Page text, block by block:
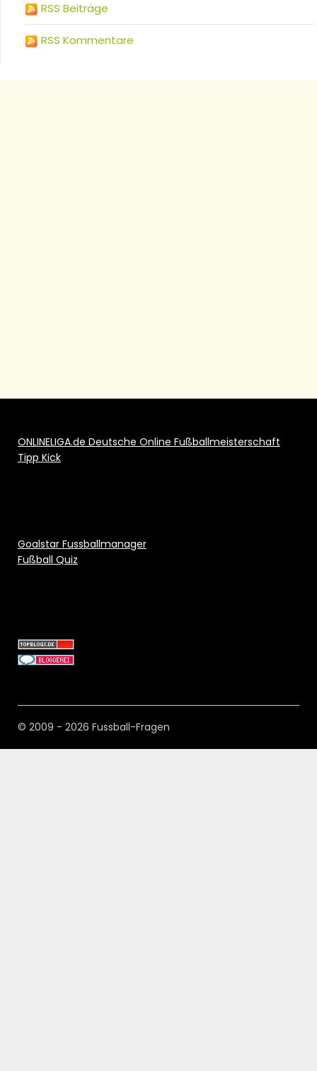
RSS Beiträge
RSS Kommentare
ONLINELIGA.de Deutsche Online Fußballmeisterschaft
Tipp Kick
Goalstar Fussballmanager
Fußball Quiz
© 2009 - 2026 Fussball-Fragen